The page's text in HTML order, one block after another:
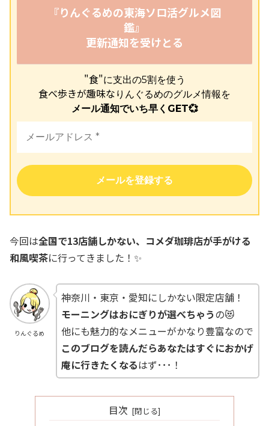
『りんぐるめの東海ソロ活グルメ図
鑑』
更新通知を受けとる
"食"に支出の5割を使う
食べ歩きが趣味な りんぐるめのグルメ情報を
メール通知でいち早くGET💞
今回は全国で13店舗しかない、コメダ珈琲店が手がける
和風喫茶に行ってきました！✨
りんぐるめ
神奈川・東京・愛知にしかない限定店舗！
モーニングはおにぎりが選べちゃうの😻
他にも魅力的なメニューがかなり豊富なので
このブログを読んだらあなたはすぐにおかげ
庵に行きたくなるはず･･･！
目次